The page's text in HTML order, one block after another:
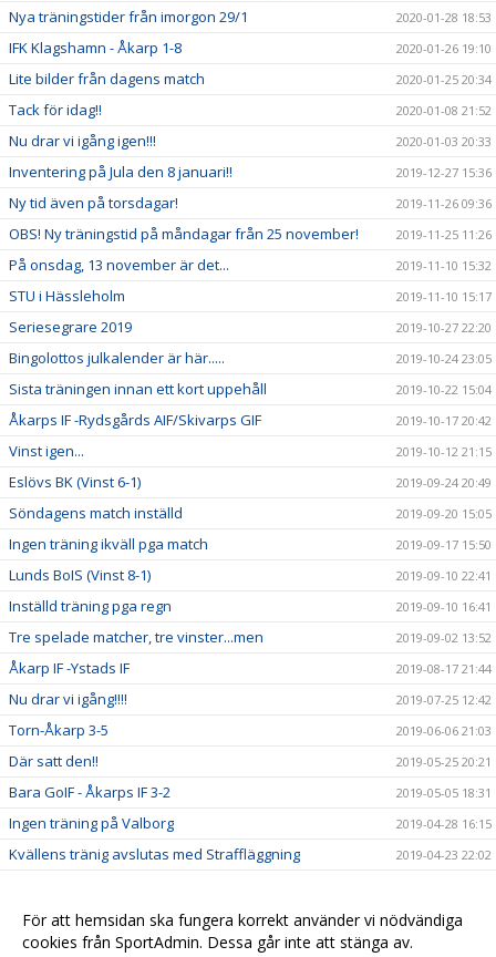
Nya träningstider från imorgon 29/1 2020-01-28 18:53
IFK Klagshamn - Åkarp 1-8 2020-01-26 19:10
Lite bilder från dagens match 2020-01-25 20:34
Tack för idag!! 2020-01-08 21:52
Nu drar vi igång igen!!! 2020-01-03 20:33
Inventering på Jula den 8 januari!! 2019-12-27 15:36
Ny tid även på torsdagar! 2019-11-26 09:36
OBS! Ny träningstid på måndagar från 25 november! 2019-11-25 11:26
På onsdag, 13 november är det... 2019-11-10 15:32
STU i Hässleholm 2019-11-10 15:17
Seriesegrare 2019 2019-10-27 22:20
Bingolottos julkalender är här..... 2019-10-24 23:05
Sista träningen innan ett kort uppehåll 2019-10-22 15:04
Åkarps IF -Rydsgårds AIF/Skivarps GIF 2019-10-17 20:42
Vinst igen... 2019-10-12 21:15
Eslövs BK (Vinst 6-1) 2019-09-24 20:49
Söndagens match inställd 2019-09-20 15:05
Ingen träning ikväll pga match 2019-09-17 15:50
Lunds BoIS (Vinst 8-1) 2019-09-10 22:41
Inställd träning pga regn 2019-09-10 16:41
Tre spelade matcher, tre vinster...men 2019-09-02 13:52
Åkarp IF -Ystads IF 2019-08-17 21:44
Nu drar vi igång!!!! 2019-07-25 12:42
Torn-Åkarp 3-5 2019-06-06 21:03
Där satt den!! 2019-05-25 20:21
Bara GoIF - Åkarps IF 3-2 2019-05-05 18:31
Ingen träning på Valborg 2019-04-28 16:15
Kvällens tränig avslutas med Straffläggning 2019-04-23 22:02
Match mot Lödde 2019-04-23 18:13
Långledighet.....Njut 2019-04-19 14:08
För att hemsidan ska fungera korrekt använder vi nödvändiga
cookies från SportAdmin. Dessa går inte att stänga av.